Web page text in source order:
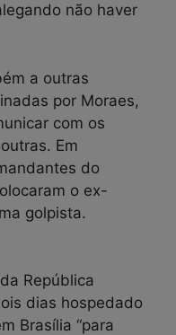
não haver
a outras
por Moraes,
com os
Em
do
o ex-
golpista.
República
dias hospedado
Brasília “para